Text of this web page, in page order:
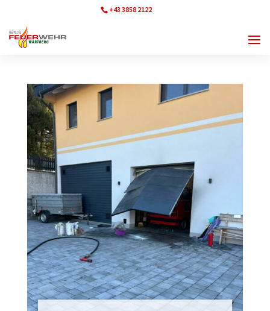
+43 3858 2122